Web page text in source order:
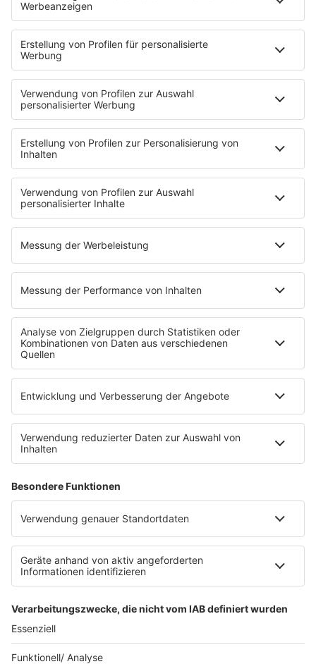
Kontakt
Newsletter
Über ROCK FM
Jobs & Praktika
Pressekontakt
Presse & Downloads
Verkehr
Wetter
EMPFANG
Übersicht
ROCK FM App
Partner
radio.de
Phonostar
REGENBOGEN 2
WERBUNG
Leistungen und Produkte
Mediadaten und Preisliste
Ansprechpartner
RECHTLICHES
Impressum
Datenschutzeinstellungen
Datenverarbeitung bei Gewinnspielen
Teilnahmebedingungen
Gewinnspielregeln Social Media
KI-Leitlinie
KI-Leitlinie